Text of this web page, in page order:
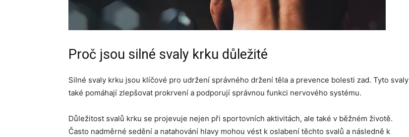
Proč jsou silné svaly krku důležité
Silné svaly krku jsou klíčové pro udržení správného držení těla a prevence bolesti zad. Tyto svaly
také pomáhají zlepšovat prokrvení a podporují správnou funkci nervového systému.
Důležitost svalů krku se projevuje nejen při sportovních aktivitách, ale také v běžném životě.
Často nadměrné sedění a natahování hlavy mohou vést k oslabení těchto svalů a následně k